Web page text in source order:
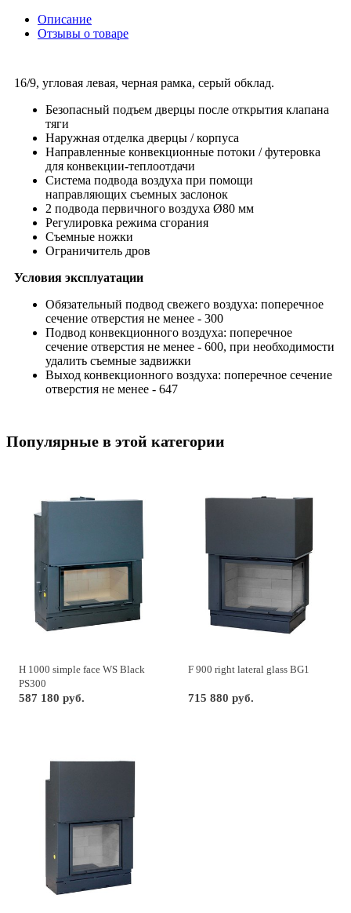
Описание
Отзывы о товаре
16/9, угловая левая, черная рамка, серый обклад.
Безопасный подъем дверцы после открытия клапана
тяги
Наружная отделка дверцы / корпуса
Направленные конвекционные потоки / футеровка
для конвекции-теплоотдачи
Система подвода воздуха при помощи
направляющих съемных заслонок
2 подвода первичного воздуха Ø80 мм
Регулировка режима сгорания
Съемные ножки
Ограничитель дров
Условия эксплуатации
Обязательный подвод свежего воздуха: поперечное
сечение отверстия не менее - 300
Подвод конвекционного воздуха: поперечное
сечение отверстия не менее - 600, при необходимости
удалить съемные задвижки
Выход конвекционного воздуха: поперечное сечение
отверстия не менее - 647
Популярные в этой категории
H 1000 simple face WS Black
PS300
587 180 руб.
F 900 right lateral glass BG1
715 880 руб.